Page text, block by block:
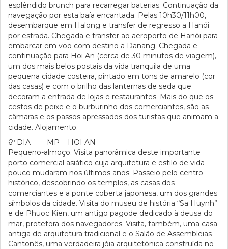
esplêndido brunch para recarregar baterias. Continuação da
navegação por esta baía encantada. Pelas 10h30/11h00,
desembarque em Halong e transfer de regresso a Hanói
por estrada. Chegada e transfer ao aeroporto de Hanói para
embarcar em voo com destino a Danang. Chegada e
continuação para Hoi An (cerca de 30 minutos de viagem),
um dos mais belos postais da vida tranquila de uma
pequena cidade costeira, pintado em tons de amarelo (cor
das casas) e com o brilho das lanternas de seda que
decoram a entrada de lojas e restaurantes. Mais do que os
cestos de peixe e o burburinho dos comerciantes, são as
câmaras e os passos apressados dos turistas que animam a
cidade. Alojamento.
6º DIA MP HOI AN
Pequeno-almoço. Visita panorâmica deste importante
porto comercial asiático cuja arquitetura e estilo de vida
pouco mudaram nos últimos anos. Passeio pelo centro
histórico, descobrindo os templos, as casas dos
comerciantes e a ponte coberta japonesa, um dos grandes
símbolos da cidade. Visita do museu de história “Sa Huynh”
e de Phuoc Kien, um antigo pagode dedicado à deusa do
mar, protetora dos navegadores. Visita, também, uma casa
antiga de arquitetura tradicional e o Salão de Assembleias
Cantonês, uma verdadeira jóia arquitetónica construída no